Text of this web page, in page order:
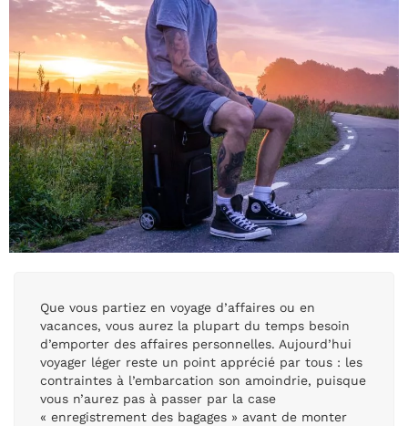
Que vous partiez en voyage d’affaires ou en
vacances, vous aurez la plupart du temps besoin
d’emporter des affaires personnelles. Aujourd’hui
voyager léger reste un point apprécié par tous : les
contraintes à l’embarcation son amoindrie, puisque
vous n’aurez pas à passer par la case
« enregistrement des bagages » avant de monter